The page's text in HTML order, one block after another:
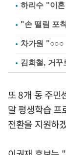
하리수 "이
"손 떨림 포
차가원 "○○○
또 8개 동 주민
말 평생학습 프
전환을 지원하